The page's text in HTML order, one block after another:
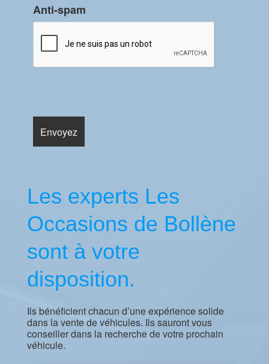
Anti-spam
Les experts Les
Occasions de Bollène
sont à votre
disposition.
Ils bénéficient chacun d’une expérience solide
dans la vente de véhicules. Ils sauront vous
conseiller dans la recherche de votre prochain
véhicule.